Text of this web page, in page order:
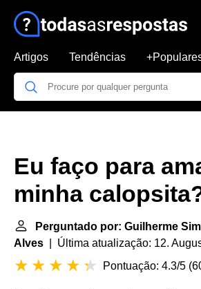
Artigos Tendências
Eu faço para
minha
Perguntado por: Guilherme
Alves | Última atualização: 12.
Pontuação: 4.3/5 (